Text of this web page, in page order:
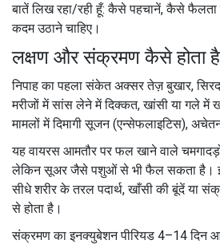
बातें लिख रहा/रही हूँ: कैसे पहचानें, कैसे
कदम उठाने चाहिए।
लक्षण और संक्रमण कैसे होता है
निपाह का पहला संकेत अक्सर तेज़ बुखार,
मरीजों में सांस लेने में दिक्कत, खांसी या गले में
मामलों में दिमागी सूजन (एन्सेफलाइटिस),
यह वायरस आमतौर पर फल खाने वाले
लेकिन सूअर जैसे पशुओं से भी फैल सकता है।
सीधे शरीर के तरल पदार्थ, खाँसी की बूंदें या
से होता है।
संक्रमण का इनक्युबेशन पीरियड 4–14 दिन